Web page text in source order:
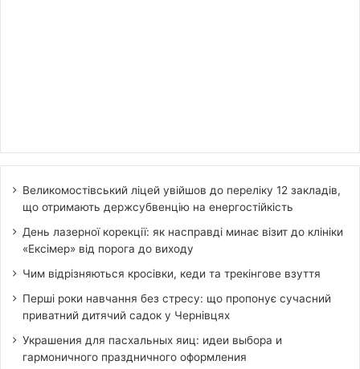
Великомостівський ліцей увійшов до переліку 12 закладів,
що отримають держсубвенцію на енергостійкість
День лазерної корекції: як насправді минає візит до клініки
«Ексімер» від порога до виходу
Чим відрізняються кросівки, кеди та трекінгове взуття
Перші роки навчання без стресу: що пропонує сучасний
приватний дитячий садок у Чернівцях
Украшения для пасхальных яиц: идеи выбора и
гармоничного праздничного оформления